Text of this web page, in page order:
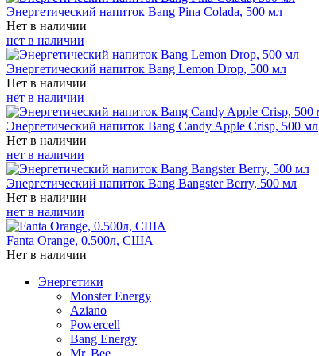
Энергетический напиток Bang Pina Colada, 500 мл
Нет в наличии
нет в наличии
Энергетический напиток Bang Lemon Drop, 500 мл
Нет в наличии
нет в наличии
Энергетический напиток Bang Candy Apple Crisp, 500 мл
Нет в наличии
нет в наличии
Энергетический напиток Bang Bangster Berry, 500 мл
Нет в наличии
нет в наличии
Fanta Orange, 0.500л, США
Нет в наличии
Энергетики
Monster Energy
Aziano
Powercell
Bang Energy
Mr. Bee